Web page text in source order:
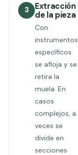
3
Extracción
de la pieza
Con
instrumentos
específicos
se afloja y se
retira la
muela. En
casos
complejos, a
veces se
divide en
secciones